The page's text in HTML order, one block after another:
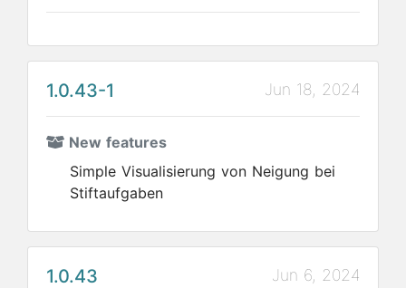
1.0.43-1 Jun 18, 2024
New features
Simple Visualisierung von Neigung bei
Stiftaufgaben
1.0.43 Jun 6, 2024